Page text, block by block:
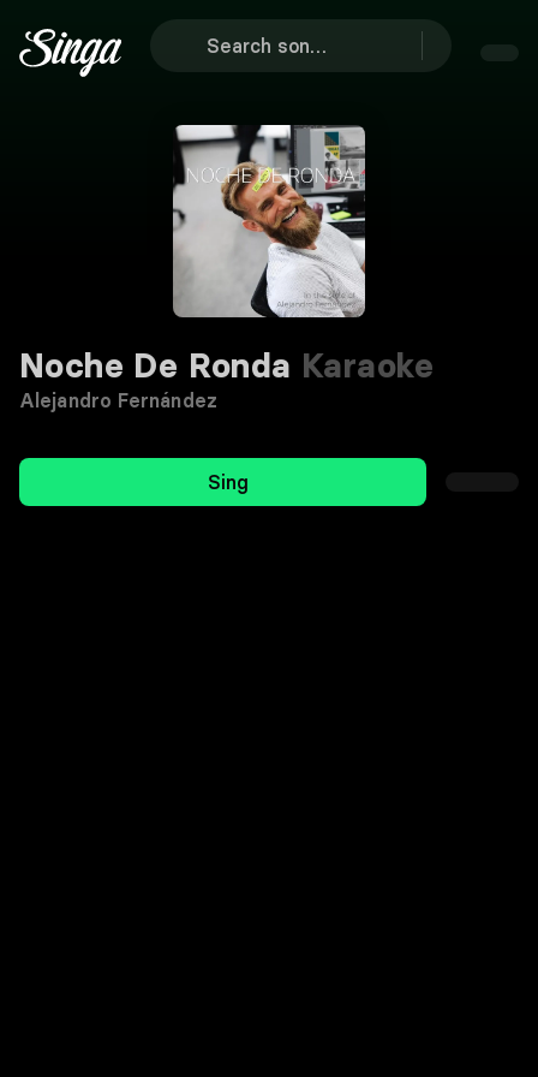
Noche De Ronda Karaoke
Alejandro Fernández
Sing